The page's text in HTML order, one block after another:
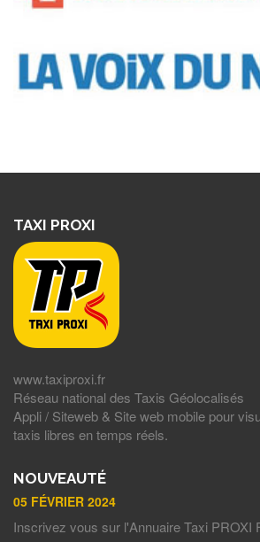
TAXI PROXI
www.taxiproxi.fr
Réseau national des Taxis Géolocalisés
Appli / Siteweb & Site web mobile pour
taxis libres en temps réels.
NOUVEAUTÉ
05 FÉVRIER 2024
Inscrivez vous sur l'Annuaire Taxi PROXI